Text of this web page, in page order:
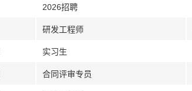
2026招聘
研发工程师
实习生
合同评审专员